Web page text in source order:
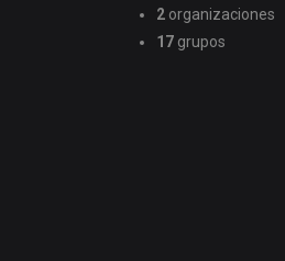
2 organizaciones
17 grupos